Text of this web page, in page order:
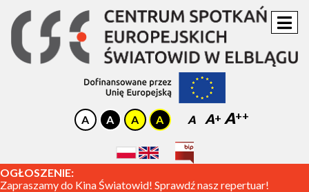
A A A
OGŁOSZENIE:
Zapraszamy do Kina Światowid! Sprawdź nasz repertuar!